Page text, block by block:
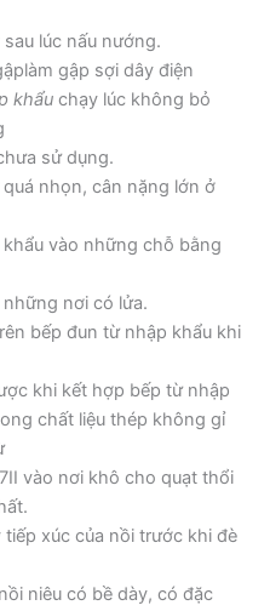
lúc nấu nướng.
gập sợi dây điện
khẩuchạy lúc không bỏ
sử dụng.
nhọn, cân nặng lớn ở
vào những chỗ bằng
nơi có lửa.
bếp đun từ nhập khẩu khi
khi kết hợp bếp từ nhập
chất liệu thép không gỉ
vào nơi khô cho quạt thổi
tiếp xúc của nồi trước khi đè
niêu có bề dày, có đặc